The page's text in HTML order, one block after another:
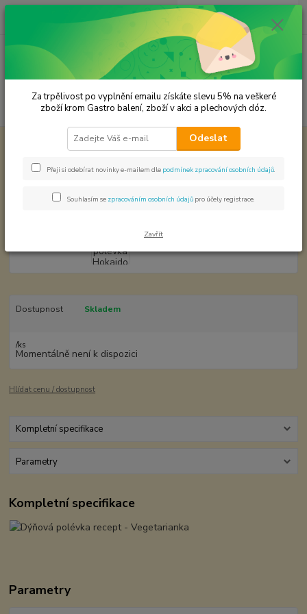
Menu
Hledat
ks
za 0,00 Kč
Recepty a tipy na vaření Dýňová polévka Hokaido
Dýňová polévka Hokaido
Dostupnost Skladem
/ks
Momentálně není k dispozici
Hlídat cenu / dostupnost
Kompletní specifikace
Parametry
Kompletní specifikace
Parametry
Za trpělivost po vyplnění emailu získáte slevu 5% na veškeré
zboží krom Gastro balení, zboží v akci a plechových dóz.
Odeslat
Přeji si odebírat novinky e-mailem dle podmínek zpracování osobních údajů
Souhlasím se zpracováním osobních údajů pro účely registrace.
Zavřít